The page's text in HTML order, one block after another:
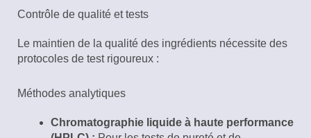
Contrôle de qualité et tests
Le maintien de la qualité des ingrédients nécessite des
protocoles de test rigoureux :
Méthodes analytiques
Chromatographie liquide à haute performance